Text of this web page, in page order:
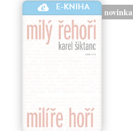
E-KNIHA novinka